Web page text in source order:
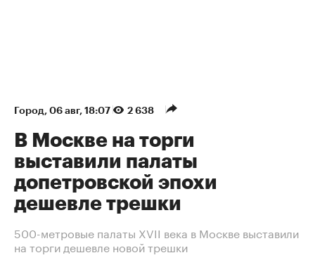
Город⁠, 06 авг, 18:07 2 638
В Москве на торги
выставили палаты
допетровской эпохи
дешевле трешки
500-метровые палаты XVII века в Москве выставили
на торги дешевле новой трешки